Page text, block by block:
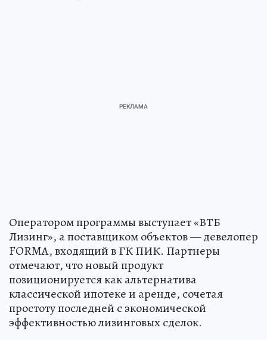
Оператором программы выступает «ВТБ
Лизинг», а поставщиком объектов — девелопер
FORMA, входящий в ГК ПИК. Партнеры
отмечают, что новый продукт
позиционируется как альтернатива
классической ипотеке и аренде, сочетая
простоту последней с экономической
эффективностью лизинговых сделок.